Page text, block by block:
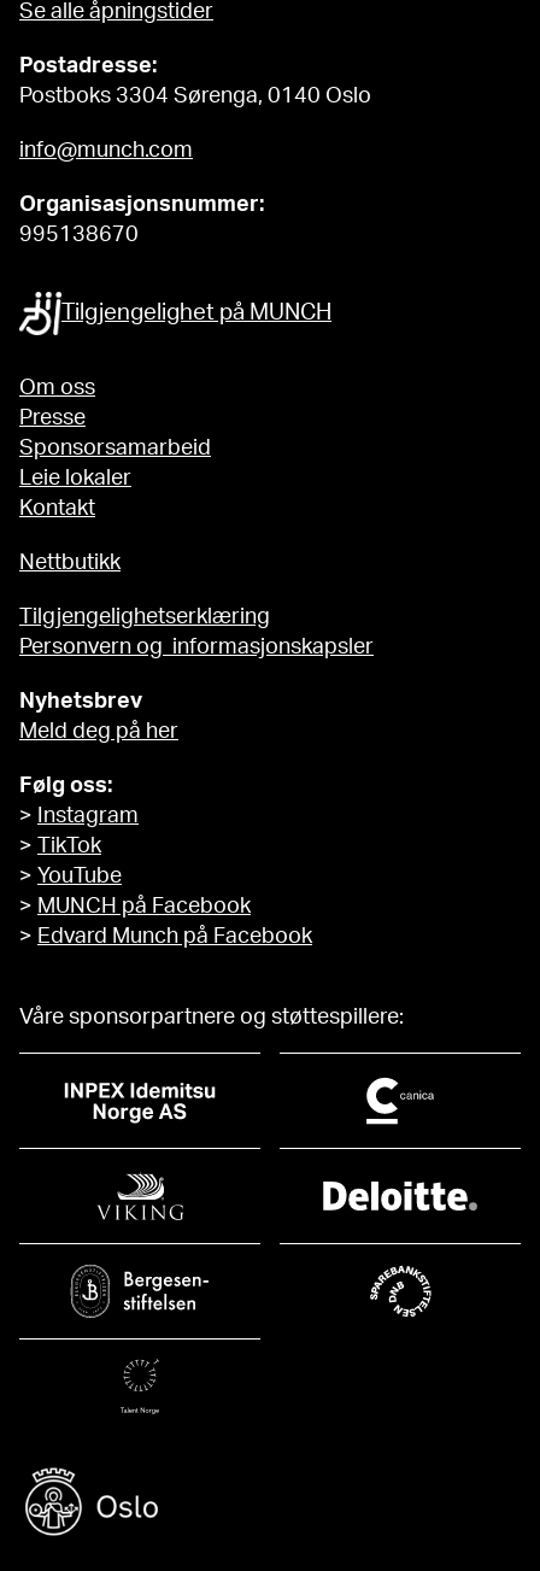
Se alle åpningstider
Postadresse:
Postboks 3304 Sørenga, 0140 Oslo
info@munch.com
Organisasjonsnummer:
995138670
Tilgjengelighet på MUNCH
Om oss
Presse
Sponsorsamarbeid
Leie lokaler
Kontakt
Nettbutikk
Tilgjengelighetserklæring
Personvern og informasjonskapsler
Nyhetsbrev
Meld deg på her
Følg oss:
>
Instagram
>
TikTok
> YouTube
> MUNCH på Facebook
> Edvard Munch på Facebook
Våre sponsorpartnere og støttespillere: